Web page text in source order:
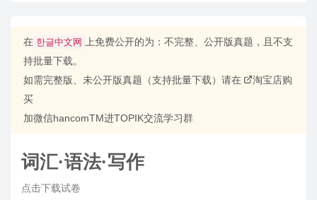
在 한글中文网
上免费公开的为：不完整、公开版真题，且不支
持批量下载。
如需完整版、未公开版真题（支持批量下载）请在
淘宝店购
买
加微信hancomTM进TOPIK交流学习群
词汇·语法·写作
点击下载试卷